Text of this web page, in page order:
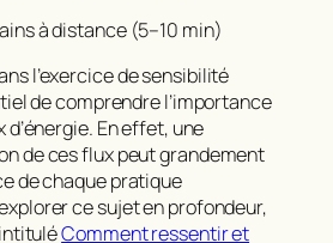
à distance (5–10 min)
l’exercice de sensibilité
de comprendre l’importance
d’énergie. En effet, une
de ces flux peut grandement
de chaque pratique
ce sujet en profondeur,
Comment ressentir et